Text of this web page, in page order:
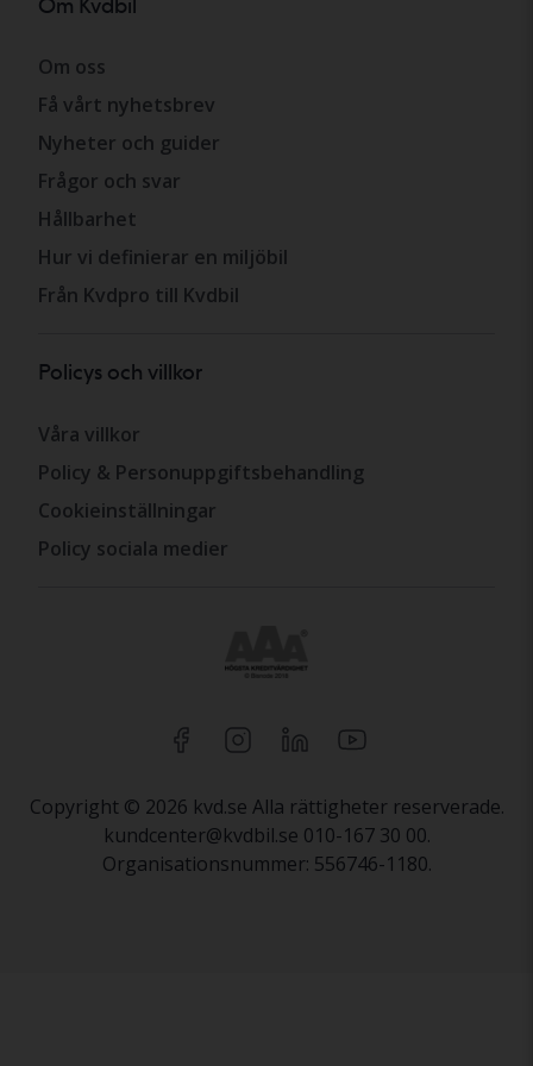
Om Kvdbil
Om oss
Få vårt nyhetsbrev
Nyheter och guider
Frågor och svar
Hållbarhet
Hur vi definierar en miljöbil
Från Kvdpro till Kvdbil
Policys och villkor
Våra villkor
Policy & Personuppgiftsbehandling
Cookieinställningar
Policy sociala medier
Copyright © 2026 kvd.se Alla rättigheter reserverade.
kundcenter@kvdbil.se 010-167 30 00.
Organisationsnummer: 556746-1180.